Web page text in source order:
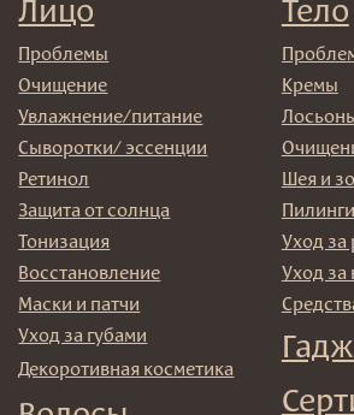
Согласие на обработку
персональных данных
Политика
конфиденциальности
Договор оферта
Подписаться
E-mail
→
Отправляя адрес электронной почты вы соглашаетесь
с политикой в отношении обработки персональных
данных